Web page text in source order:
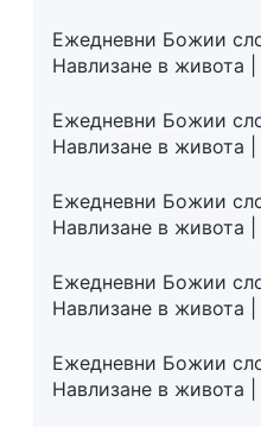
Ежедневни Божии
Навлизане в живота
Ежедневни Божии
Навлизане в живота
Ежедневни Божии
Навлизане в живота
Ежедневни Божии
Навлизане в живота
Ежедневни Божии
Навлизане в живота